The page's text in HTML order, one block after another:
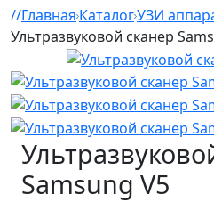
Главная КаталогУЗИ
Ультразвуковой сканер
Samsung V5